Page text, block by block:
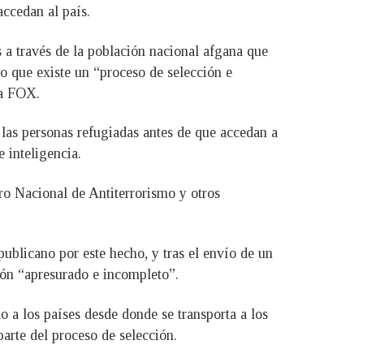
al país.
través de la población nacional afgana que
que existe un “proceso de selección e
FOX.
personas refugiadas antes de que accedan a
inteligencia.
Nacional de Antiterrorismo y otros
por este hecho, y tras el envío de un
“apresurado e incompleto”.
los países desde donde se transporta a los
del proceso de selección.